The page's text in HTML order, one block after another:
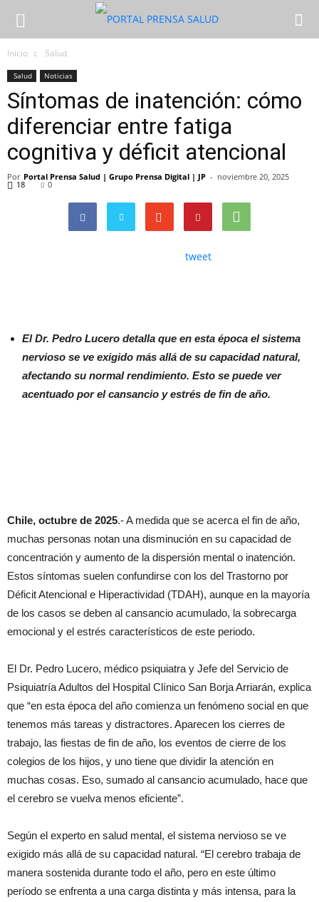
Inicio Salud
Salud Noticias
Síntomas de inatención: cómo
diferenciar entre fatiga
cognitiva y déficit atencional
Por Portal Prensa Salud | Grupo Prensa Digital | JP - noviembre 20, 2025
18 0
tweet
El Dr. Pedro Lucero detalla que en esta época el sistema
nervioso se ve exigido más allá de su capacidad natural,
afectando su normal rendimiento. Esto se puede ver
acentuado por el cansancio y estrés de fin de año.
Chile, octubre de 2025.- A medida que se acerca el fin de año,
muchas personas notan una disminución en su capacidad de
concentración y aumento de la dispersión mental o inatención.
Estos síntomas suelen confundirse con los del Trastorno por
Déficit Atencional e Hiperactividad (TDAH), aunque en la mayoría
de los casos se deben al cansancio acumulado, la sobrecarga
emocional y el estrés característicos de este periodo.
El Dr. Pedro Lucero, médico psiquiatra y Jefe del Servicio de
Psiquiatría Adultos del Hospital Clínico San Borja Arriarán, explica
que “en esta época del año comienza un fenómeno social en que
tenemos más tareas y distractores. Aparecen los cierres de
trabajo, las fiestas de fin de año, los eventos de cierre de los
colegios de los hijos, y uno tiene que dividir la atención en
muchas cosas. Eso, sumado al cansancio acumulado, hace que
el cerebro se vuelva menos eficiente”.
Según el experto en salud mental, el sistema nervioso se ve
exigido más allá de su capacidad natural. “El cerebro trabaja de
manera sostenida durante todo el año, pero en este último
período se enfrenta a una carga distinta y más intensa, para la